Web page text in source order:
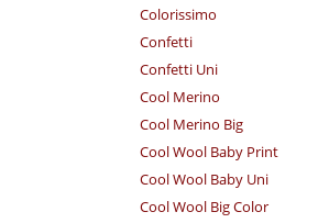
Colorissimo
Confetti
Confetti Uni
Cool Merino
Cool Merino Big
Cool Wool Baby Print
Cool Wool Baby Uni
Cool Wool Big Color